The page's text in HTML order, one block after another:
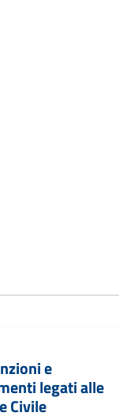
e
legati alle
Civile